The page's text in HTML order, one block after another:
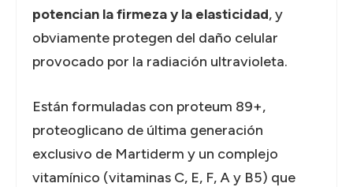
potencian la firmeza y la elasticidad, y
obviamente protegen del daño celular
provocado por la radiación ultravioleta.
Están formuladas con proteum 89+,
proteoglicano de última generación
exclusivo de Martiderm y un complejo
vitamínico (vitaminas C, E, F, A y B5) que